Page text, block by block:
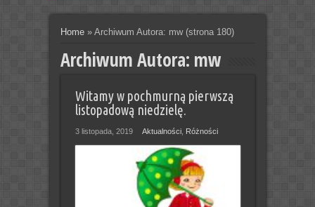
Home» Archiwum Autora: mw(strona 180)
Archiwum Autora: mw
Witamy w pochmurną pierwszą
listopadową niedzielę.
3 listopada, 2019 Aktualności, Różności